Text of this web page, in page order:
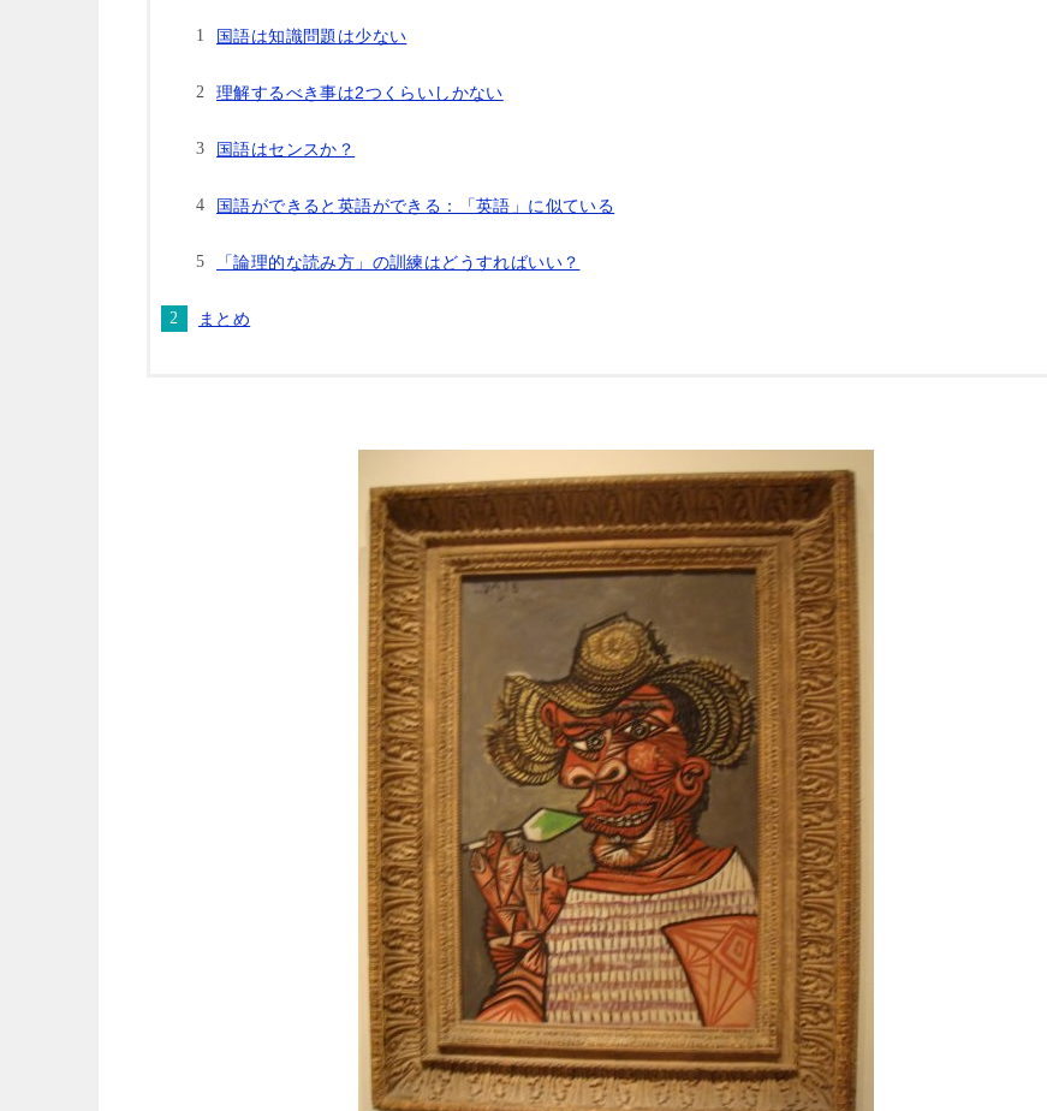
国語は知識問題は少ない
理解するべき事は2つくらいしかない
国語はセンスか？
国語ができると英語ができる：「英語」に似ている
「論理的な読み方」の訓練はどうすればいい？
まとめ